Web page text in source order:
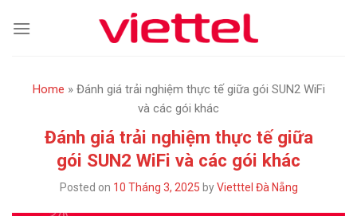
Home » Đánh giá trải nghiệm thực tế giữa gói SUN2 WiFi
và các gói khác
Đánh giá trải nghiệm thực tế giữa
gói SUN2 WiFi và các gói khác
Posted on 10 Tháng 3, 2025 byVietttel Đà Nẵng